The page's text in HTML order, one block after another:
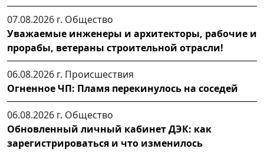
07.08.2026 г. Общество
Уважаемые инженеры и архитекторы, рабочие и
прорабы, ветераны строительной отрасли!
06.08.2026 г. Происшествия
Огненное ЧП: Пламя перекинулось на соседей
06.08.2026 г. Общество
Обновленный личный кабинет ДЭК: как
зарегистрироваться и что изменилось